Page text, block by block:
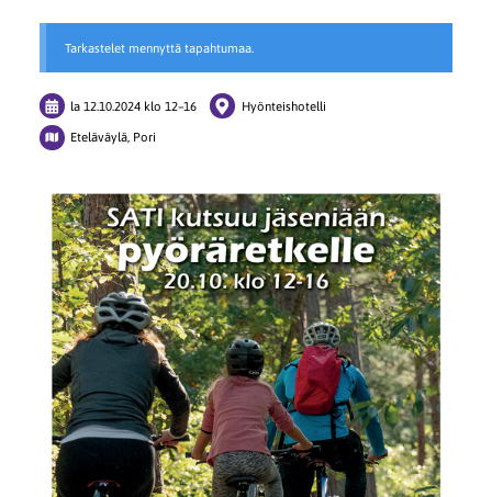
Tarkastelet mennyttä tapahtumaa.
la 12.10.2024 klo 12–16 Hyönteishotelli
Eteläväylä, Pori